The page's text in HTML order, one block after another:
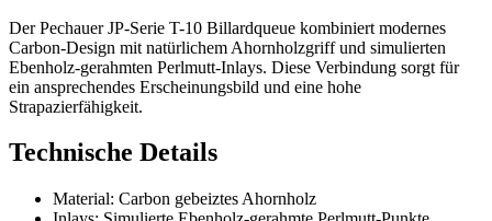
Der Pechauer JP-Serie T-10 Billardqueue kombiniert modernes
Carbon-Design mit natürlichem Ahornholzgriff und simulierten
Ebenholz-gerahmten Perlmutt-Inlays. Diese Verbindung sorgt für
ein ansprechendes Erscheinungsbild und eine hohe
Strapazierfähigkeit.
Technische Details
Material: Carbon gebeiztes Ahornholz